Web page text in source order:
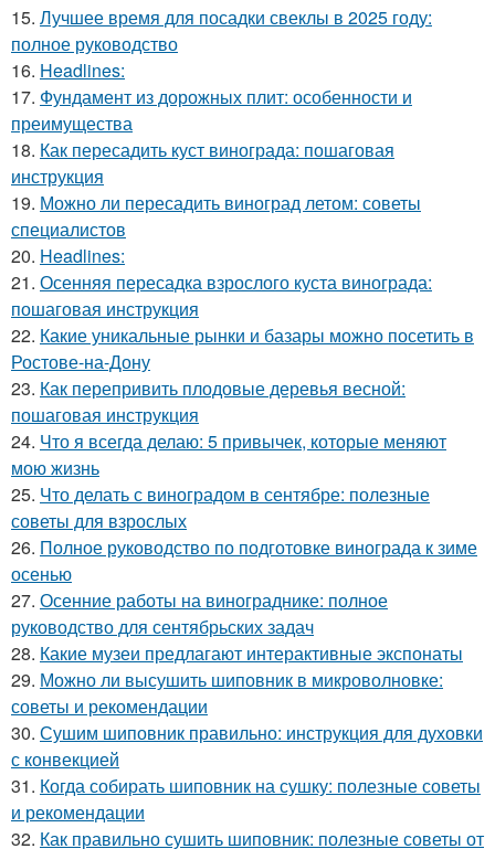
15. Лучшее время для посадки свеклы в 2025 году:
полное руководство
16. Headlines:
17. Фундамент из дорожных плит: особенности и
преимущества
18. Как пересадить куст винограда: пошаговая
инструкция
19. Можно ли пересадить виноград летом: советы
специалистов
20. Headlines:
21. Осенняя пересадка взрослого куста винограда:
пошаговая инструкция
22. Какие уникальные рынки и базары можно посетить в
Ростове-на-Дону
23. Как перепривить плодовые деревья весной:
пошаговая инструкция
24. Что я всегда делаю: 5 привычек, которые меняют
мою жизнь
25. Что делать с виноградом в сентябре: полезные
советы для взрослых
26. Полное руководство по подготовке винограда к зиме
осенью
27. Осенние работы на винограднике: полное
руководство для сентябрьских задач
28. Какие музеи предлагают интерактивные экспонаты
29. Можно ли высушить шиповник в микроволновке:
советы и рекомендации
30. Сушим шиповник правильно: инструкция для духовки
с конвекцией
31. Когда собирать шиповник на сушку: полезные советы
и рекомендации
32. Как правильно сушить шиповник: полезные советы от